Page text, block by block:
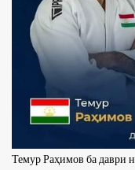
Темур Раҳимов ба даври